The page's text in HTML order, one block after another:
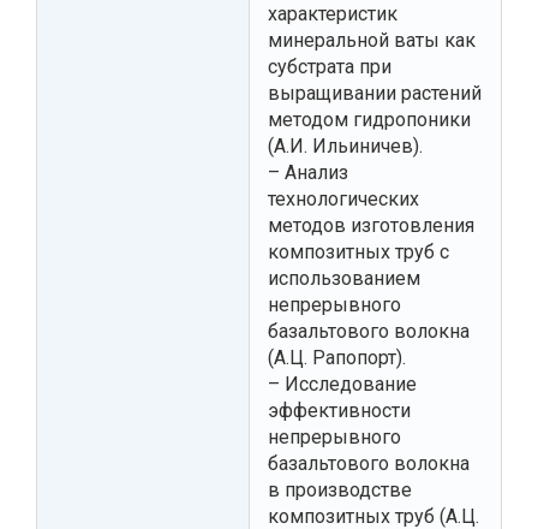
характеристик
минеральной ваты как
субстрата при
выращивании растений
методом гидропоники
(А.И. Ильиничев).
– Анализ
технологических
методов изготовления
композитных труб с
использованием
непрерывного
базальтового волокна
(А.Ц. Рапопорт).
– Исследование
эффективности
непрерывного
базальтового волокна
в производстве
композитных труб (А.Ц.